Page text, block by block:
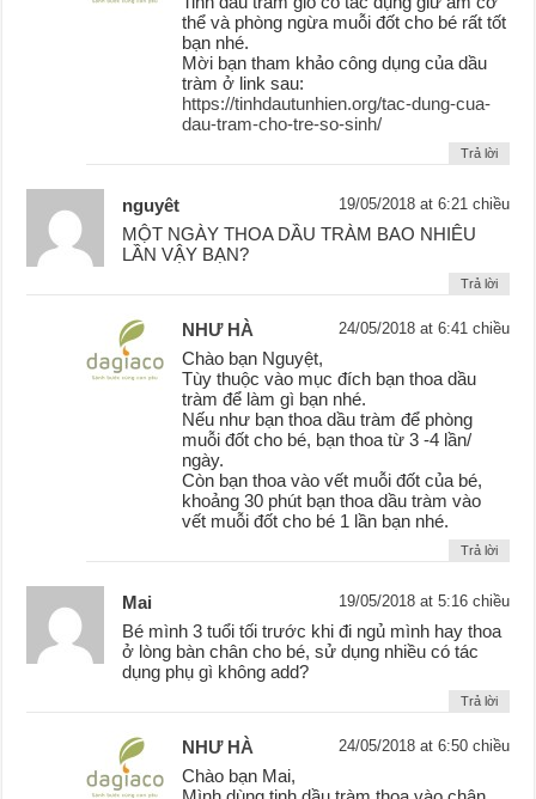
thể và phòng ngừa muỗi đốt cho bé rất tốt
bạn nhé.
Mời bạn tham khảo công dụng của dầu
tràm ở link sau:
https://tinhdautunhien.org/tac-dung-cua-
dau-tram-cho-tre-so-sinh/
Trả lời
nguyêt 19/05/2018 at 6:21 chiều
MỘT NGÀY THOA DẦU TRÀM BAO NHIÊU
LẦN VẬY BẠN?
Trả lời
NHƯ HÀ 24/05/2018 at 6:41 chiều
Chào bạn Nguyệt,
Tùy thuộc vào mục đích bạn thoa dầu
tràm để làm gì bạn nhé.
Nếu như bạn thoa dầu tràm để phòng
muỗi đốt cho bé, bạn thoa từ 3 -4 lần/
ngày.
Còn bạn thoa vào vết muỗi đốt của bé,
khoảng 30 phút bạn thoa dầu tràm vào
vết muỗi đốt cho bé 1 lần bạn nhé.
Trả lời
Mai 19/05/2018 at 5:16 chiều
Bé mình 3 tuổi tối trước khi đi ngủ mình hay thoa
ở lòng bàn chân cho bé, sử dụng nhiều có tác
dụng phụ gì không add?
Trả lời
NHƯ HÀ 24/05/2018 at 6:50 chiều
Chào bạn Mai,